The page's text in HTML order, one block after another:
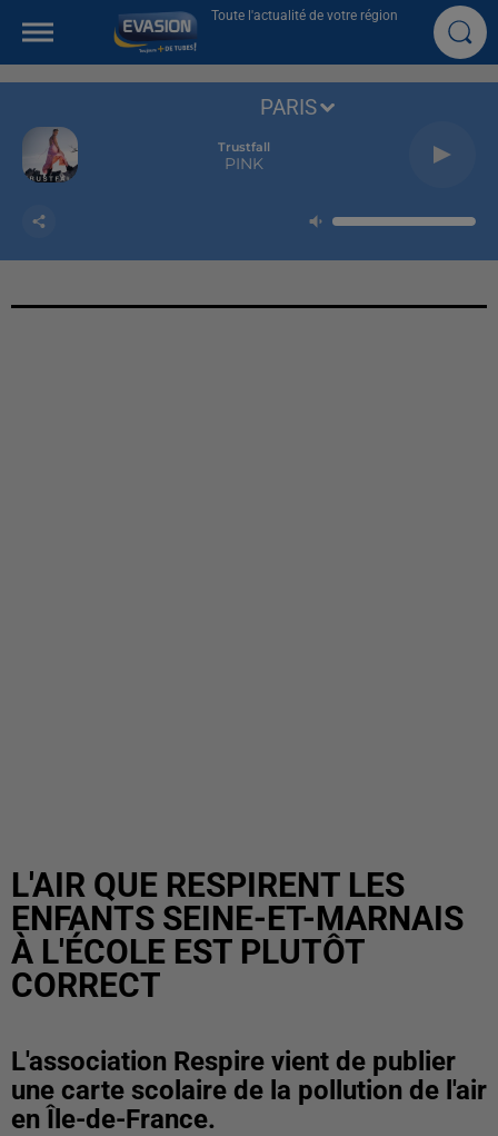
Toute l'actualité de votre région
Trustfall
PINK
PARIS
L'AIR QUE RESPIRENT LES
ENFANTS SEINE-ET-MARNAIS
À L'ÉCOLE EST PLUTÔT
CORRECT
L'association Respire vient de publier
une carte scolaire de la pollution de l'air
en Île-de-France.